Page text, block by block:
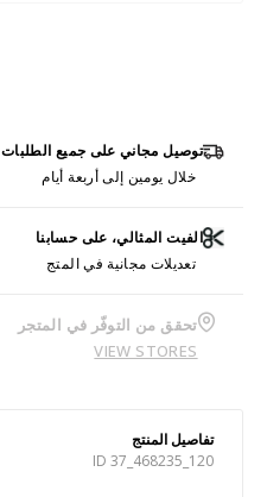
توصيل مجاني على جميع الطلبات
خلال يومين إلى أربعة أيام
الفيت المثالي، على حسابنا
تعديلات مجانية في المتج
تحقق من التوفّر في المتجر
VIEW STORES
تفاصيل المنتج
ID 37_468235_120